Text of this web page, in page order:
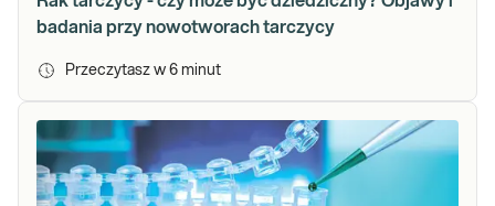
badania przy nowotworach tarczycy
Przeczytasz w 6 minut